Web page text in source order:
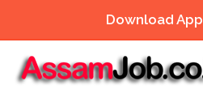
Download App